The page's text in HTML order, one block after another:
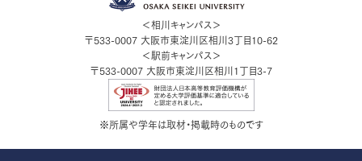
＜相川キャンパス＞
〒533-0007 大阪市東淀川区相川3丁目10-62
＜駅前キャンパス＞
〒533-0007 大阪市東淀川区相川1丁目3-7
※所属や学年は取材・掲載時のものです